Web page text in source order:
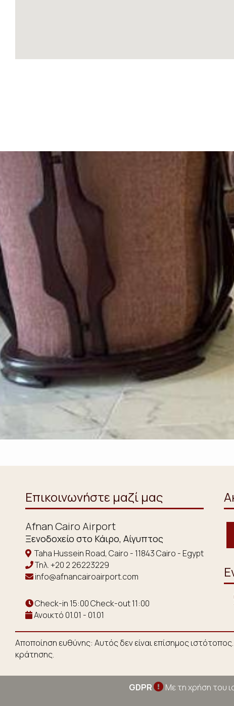
Επικοινωνήστε μαζί μας
Afnan Cairo Airport
Ξενοδοχείο στο Κάιρο, Αίγυπτος
Taha Hussein Road, Cairo - 11843 Cairo - Egypt
Τηλ.+20 2 26223229
info@afnancairoairport.com
Check-in 15:00 Check-out 11:00
Ανοικτό 01.01 - 01.01
Αποποίηση ευθύνης: Αυτός δεν είναι επίσημος
κράτησης.
GDPR Με τη χρήση του